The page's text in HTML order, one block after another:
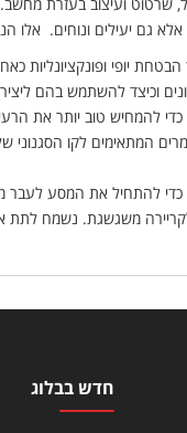
גם יעילים ונוחים. אלו
יופי ופונקציונליות
וכיצד להשתמש בהם
המתאימים לקו הסגנוני
כדי להתחיל את המסע
משגשגת. נשמח
חדש בבלוג